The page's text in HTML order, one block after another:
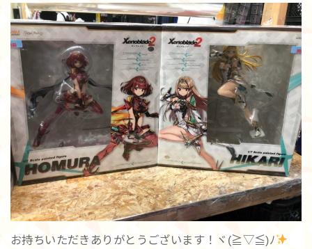
お持ちいただきありがとうございます！ヾ(≧▽≦)ﾉ